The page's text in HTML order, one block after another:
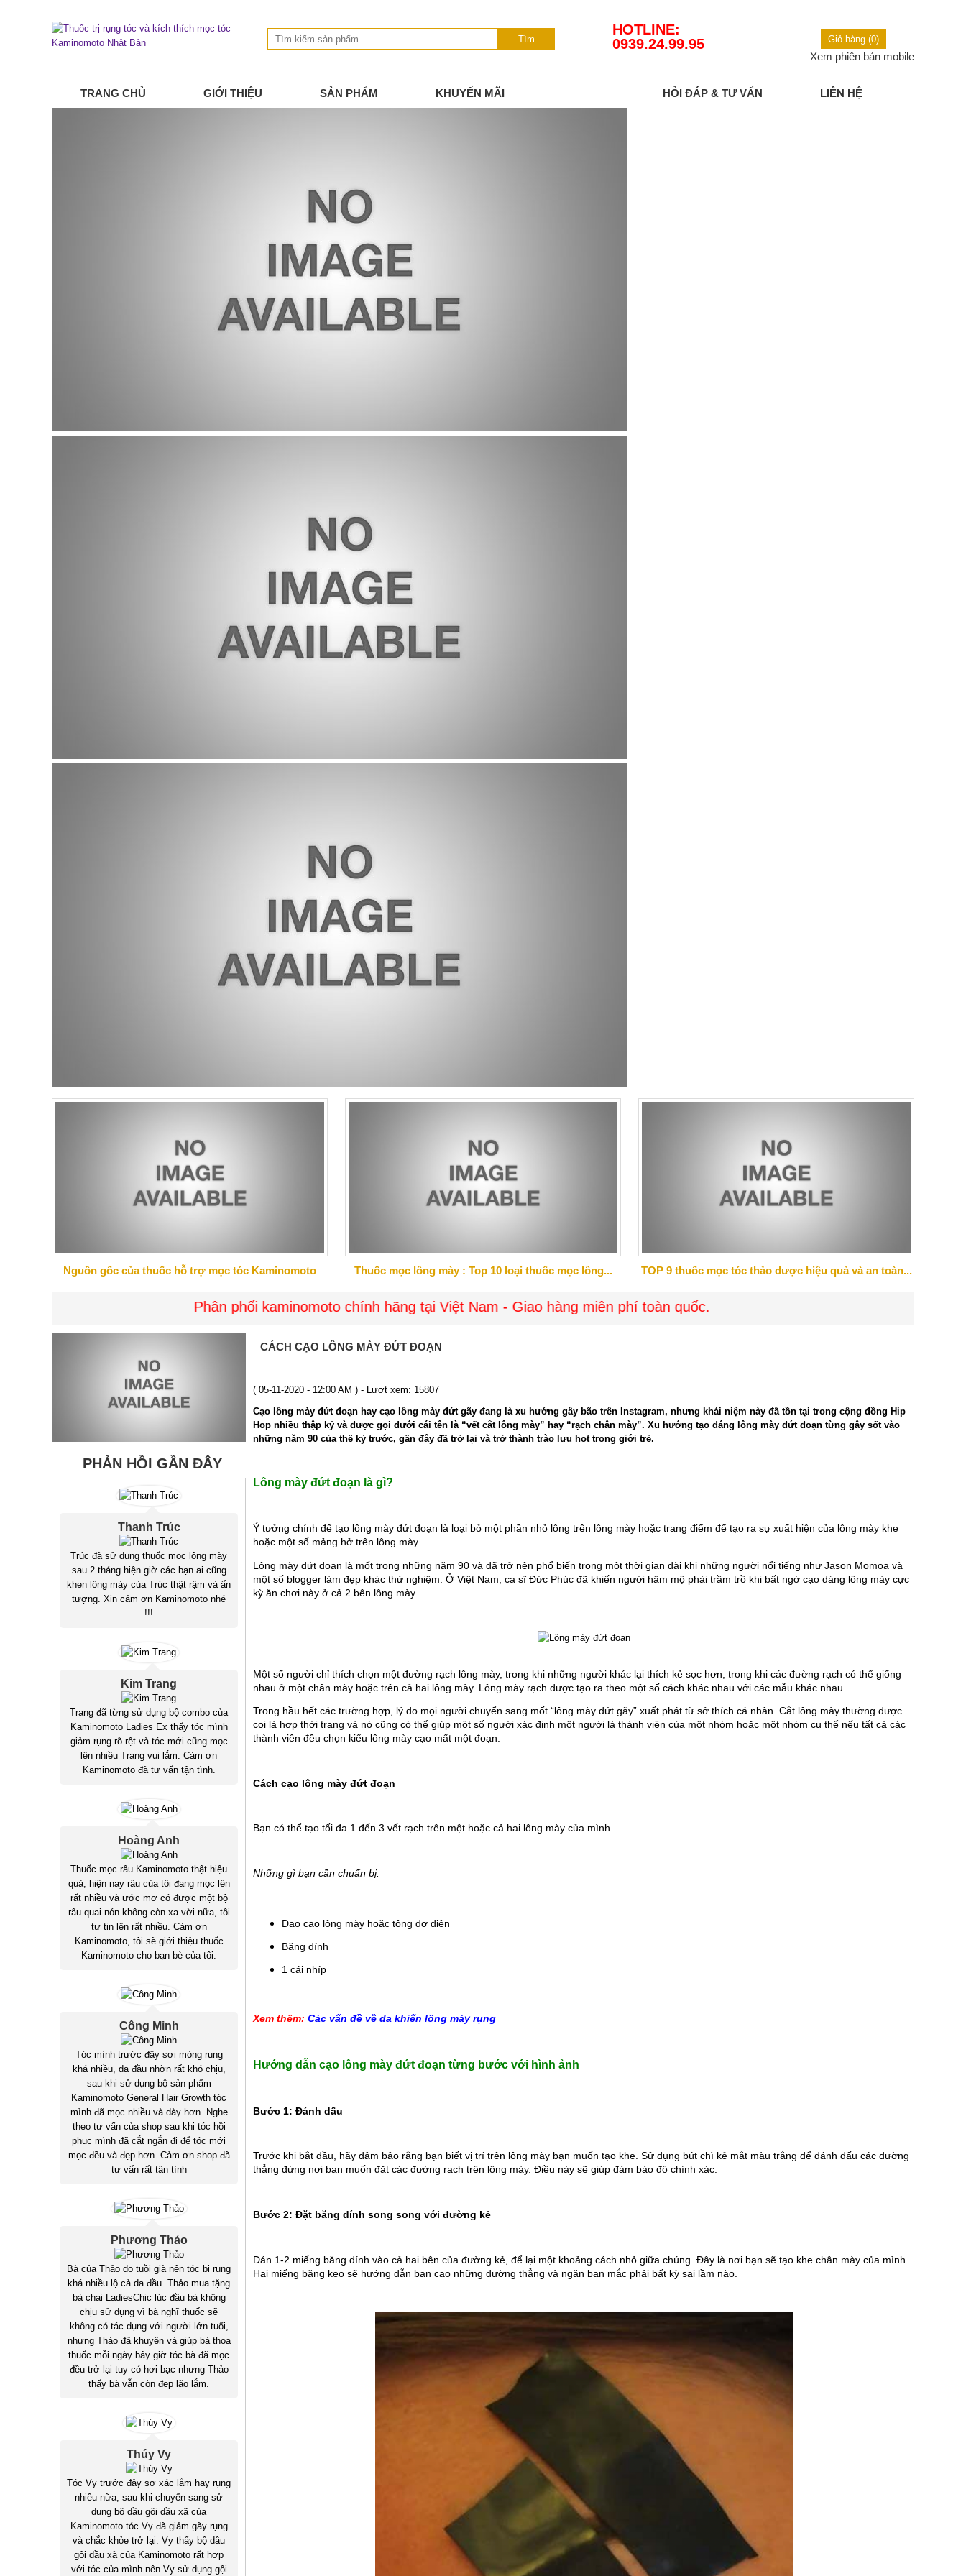
Tìm
HOTLINE:
0939.24.99.95
Giỏ hàng (0)
Xem phiên bản mobile
TRANG CHỦ GIỚI THIỆU SẢN PHẨM KHUYẾN MÃI HỎI ĐÁP & TƯ VẤN LIÊN HỆ
Nguồn gốc của thuốc hỗ trợ mọc tóc Kaminomoto Thuốc mọc lông mày : Top 10 loại thuốc mọc lông... TOP 9 thuốc mọc tóc thảo dược hiệu quả và an toàn...
Phân phối kaminomoto chính hãng tại Việt Nam - Giao hàng miễn phí toàn quốc.
PHẢN HỒI GẦN ĐÂY
Thanh Trúc
Trúc đã sử dụng thuốc mọc lông mày
sau 2 tháng hiện giờ các bạn ai cũng
khen lông mày của Trúc thật rậm và ấn
tượng. Xin cảm ơn Kaminomoto nhé
!!!
Kim Trang
Trang đã từng sử dụng bộ combo của
Kaminomoto Ladies Ex thấy tóc mình
giảm rụng rõ rệt và tóc mới cũng mọc
lên nhiều Trang vui lắm. Cảm ơn
Kaminomoto đã tư vấn tận tình.
Hoàng Anh
Thuốc mọc râu Kaminomoto thật hiệu
quả, hiện nay râu của tôi đang mọc lên
rất nhiều và ước mơ có được một bộ
râu quai nón không còn xa vời nữa, tôi
tự tin lên rất nhiều. Cảm ơn
Kaminomoto, tôi sẽ giới thiệu thuốc
Kaminomoto cho bạn bè của tôi.
Công Minh
Tóc mình trước đây sợi mỏng rụng
khá nhiều, da đầu nhờn rất khó chịu,
sau khi sử dụng bộ sản phẩm
Kaminomoto General Hair Growth tóc
mình đã mọc nhiều và dày hơn. Nghe
theo tư vấn của shop sau khi tóc hồi
phục mình đã cắt ngắn đi để tóc mới
mọc đều và đẹp hơn. Cảm ơn shop đã
tư vấn rất tận tình
Phương Thảo
Bà của Thảo do tuồi già nên tóc bị rụng
khá nhiều lộ cả da đầu. Thảo mua tặng
bà chai LadiesChic lúc đầu bà không
chịu sử dụng vì bà nghĩ thuốc sẽ
không có tác dụng với người lớn tuổi,
nhưng Thảo đã khuyên và giúp bà thoa
thuốc mỗi ngày bây giờ tóc bà đã mọc
đều trở lại tuy có hơi bạc nhưng Thảo
thấy bà vẫn còn đẹp lão lắm.
Thúy Vy
Tóc Vy trước đây sơ xác lắm hay rụng
nhiều nữa, sau khi chuyển sang sử
dụng bộ dầu gội dầu xã của
Kaminomoto tóc Vy đã giảm gãy rụng
và chắc khỏe trở lại. Vy thấy bộ dầu
gội dầu xã của Kaminomoto rất hợp
với tóc của mình nên Vy sử dụng gội
CÁCH CẠO LÔNG MÀY ĐỨT ĐOẠN
( 05-11-2020 - 12:00 AM ) - Lượt xem: 15807
Cạo lông mày đứt đoạn hay cạo lông mày đứt gãy đang là xu hướng gây bão trên Instagram, nhưng khái niệm này đã tồn tại trong cộng đồng Hip
Hop nhiều thập kỷ và được gọi dưới cái tên là “vết cắt lông mày” hay “rạch chân mày”. Xu hướng tạo dáng lông mày đứt đoạn từng gây sốt vào
những năm 90 của thế kỷ trước, gần đây đã trở lại và trở thành trào lưu hot trong giới trẻ.
Lông mày đứt đoạn là gì?
Ý tưởng chính để tạo lông mày đứt đoạn là loại bỏ một phần nhỏ lông trên lông mày hoặc trang điểm để tạo ra sự xuất hiện của lông mày khe
hoặc một số mảng hở trên lông mày.
Lông mày đứt đoạn là mốt trong những năm 90 và đã trở nên phổ biến trong một thời gian dài khi những người nổi tiếng như Jason Momoa và
một số blogger làm đẹp khác thử nghiệm. Ở Việt Nam, ca sĩ Đức Phúc đã khiến người hâm mộ phải trầm trồ khi bất ngờ cạo dáng lông mày cực
kỳ ăn chơi này ở cả 2 bên lông mày.
Một số người chỉ thích chọn một đường rạch lông mày, trong khi những người khác lại thích kẻ sọc hơn, trong khi các đường rạch có thể giống
nhau ở một chân mày hoặc trên cả hai lông mày. Lông mày rạch được tạo ra theo một số cách khác nhau với các mẫu khác nhau.
Trong hầu hết các trường hợp, lý do mọi người chuyển sang mốt “lông mày đứt gãy” xuất phát từ sở thích cá nhân. Cắt lông mày thường được
coi là hợp thời trang và nó cũng có thể giúp một số người xác định một người là thành viên của một nhóm hoặc một nhóm cụ thể nếu tất cả các
thành viên đều chọn kiểu lông mày cạo mất một đoạn.
Cách cạo lông mày đứt đoạn
Bạn có thể tạo tối đa 1 đến 3 vết rạch trên một hoặc cả hai lông mày của mình.
Những gì bạn cần chuẩn bị:
Dao cạo lông mày hoặc tông đơ điện
Băng dính
1 cái nhíp
Xem thêm: Các vấn đề về da khiến lông mày rụng
Hướng dẫn cạo lông mày đứt đoạn từng bước với hình ảnh
Bước 1: Đánh dấu
Trước khi bắt đầu, hãy đảm bảo rằng bạn biết vị trí trên lông mày bạn muốn tạo khe. Sử dụng bút chì kẻ mắt màu trắng để đánh dấu các đường
thẳng đứng nơi bạn muốn đặt các đường rạch trên lông mày. Điều này sẽ giúp đảm bảo độ chính xác.
Bước 2: Đặt băng dính song song với đường kẻ
Dán 1-2 miếng băng dính vào cả hai bên của đường kẻ, để lại một khoảng cách nhỏ giữa chúng. Đây là nơi bạn sẽ tạo khe chân mày của mình.
Hai miếng băng keo sẽ hướng dẫn bạn cạo những đường thẳng và ngăn bạn mắc phải bất kỳ sai lầm nào.